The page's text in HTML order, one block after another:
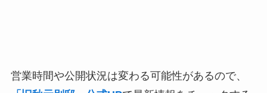
営業時間や公開状況は変わる可能性があるので、